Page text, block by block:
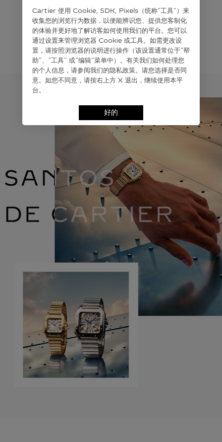
Cartier 使⽤ Cookie, SDK, Pixels（统称“⼯具”）来
收集您的浏览⾏为数据，以便能辨识您、提供您客制化
的体验并更好地了解访客如何使⽤我们的平台。您可以
通过设置来管理浏览器 Cookie 或⼯具。如需更改设
置，请按照浏览器的说明进⾏操作（该设置通常位于“帮
助”、“⼯具” 或“编辑”菜单中）。有关我们如何处理您
的个⼈信息，请参阅我们的隐私政策。请您选择是否同
意。如您不同意，请按右上⽅ X 退出，继续使⽤本平
台。
好的